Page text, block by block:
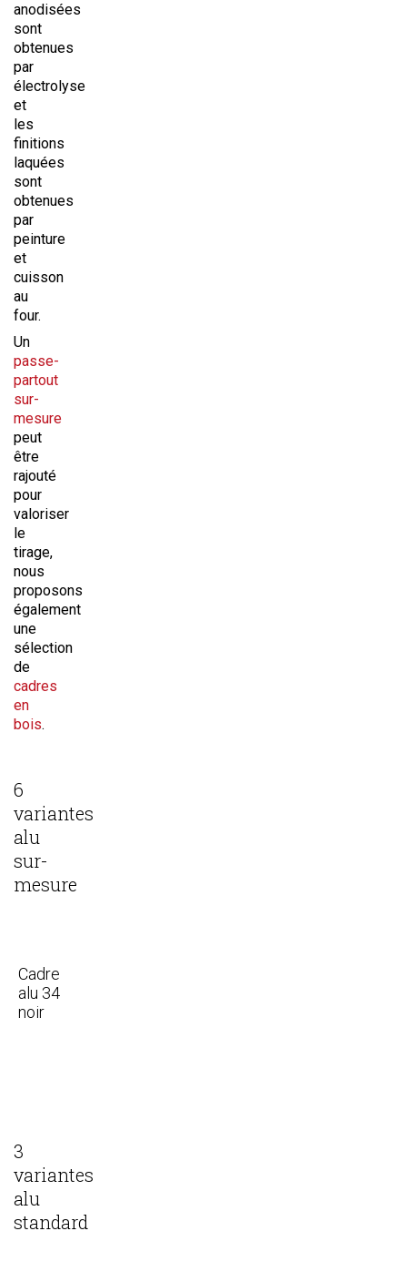
anodisées
sont
obtenues
par
électrolyse
et
les
finitions
laquées
sont
obtenues
par
peinture
et
cuisson
au
four.
Un
passe-
partout
sur-
mesure
peut
être
rajouté
pour
valoriser
le
tirage,
nous
proposons
également
une
sélection
de
cadres
en
bois.
6
variantes
alu
sur-
mesure
Cadre
alu 34
noir
3
variantes
alu
standard